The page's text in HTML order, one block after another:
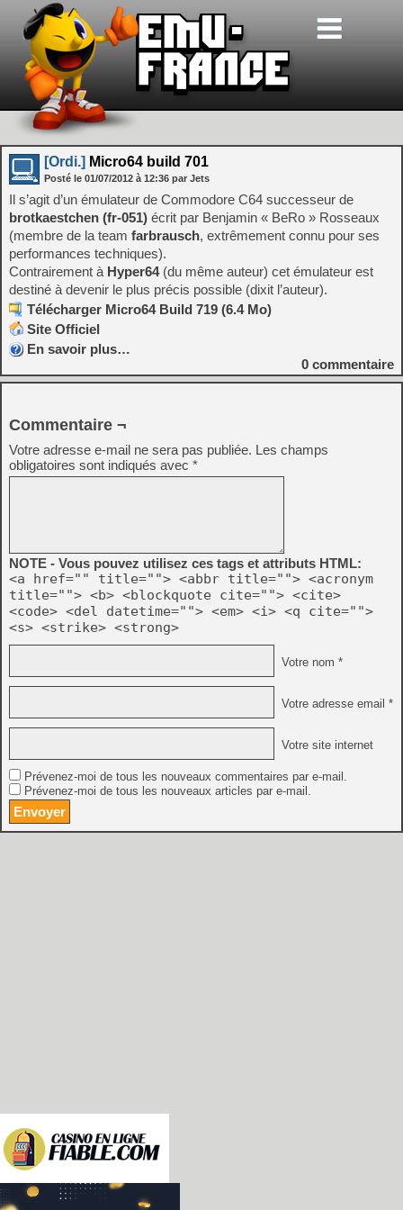
[Ordi.] Micro64 build 701
Posté le 01/07/2012 à 12:36 par Jets
Il s’agit d’un émulateur de Commodore C64 successeur de
brotkaestchen (fr-051) écrit par Benjamin « BeRo » Rosseaux
(membre de la team farbrausch, extrêmement connu pour ses
performances techniques).
Contrairement à Hyper64(du même auteur) cet émulateur est
destiné à devenir le plus précis possible (dixit l’auteur).
Télécharger Micro64 Build 719 (6.4 Mo)
Site Officiel
En savoir plus…
0 commentaire
Commentaire ¬
Votre adresse e-mail ne sera pas publiée. Les champs
obligatoires sont indiqués avec *
NOTE - Vous pouvez utilisez ces tags et attributs HTML:
<a href="" title=""> <abbr title=""> <acronym
title=""> <b> <blockquote cite=""> <cite>
<code> <del datetime=""> <em> <i> <q cite="">
<s> <strike> <strong>
Votre nom *
Votre adresse email *
Votre site internet
Prévenez-moi de tous les nouveaux commentaires par e-mail.
Prévenez-moi de tous les nouveaux articles par e-mail.